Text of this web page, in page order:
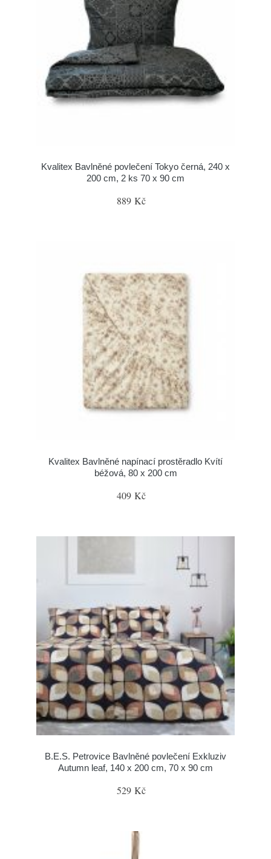
Kvalitex Bavlněné povlečení Tokyo černá, 240 x
200 cm, 2 ks 70 x 90 cm
889 Kč
Kvalitex Bavlněné napínací prostěradlo Kvítí
béžová, 80 x 200 cm
409 Kč
B.E.S. Petrovice Bavlněné povlečení Exkluziv
Autumn leaf, 140 x 200 cm, 70 x 90 cm
529 Kč